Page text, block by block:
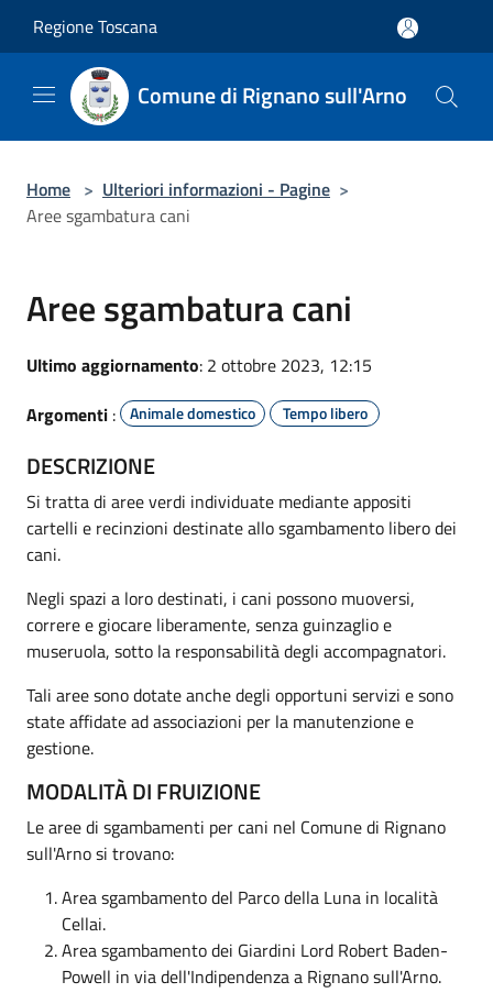
Regione Toscana
Comune di Rignano sull'Arno
Home > Ulteriori informazioni - Pagine >
Aree sgambatura cani
Aree sgambatura cani
Ultimo aggiornamento: 2 ottobre 2023, 12:15
Argomenti : Animale domestico Tempo libero
DESCRIZIONE
Si tratta di aree verdi individuate mediante appositi
cartelli e recinzioni destinate allo sgambamento libero dei
cani.
Negli spazi a loro destinati, i cani possono muoversi,
correre e giocare liberamente, senza guinzaglio e
museruola, sotto la responsabilità degli accompagnatori.
Tali aree sono dotate anche degli opportuni servizi e sono
state affidate ad associazioni per la manutenzione e
gestione.
MODALITÀ DI FRUIZIONE
Le aree di sgambamenti per cani nel Comune di Rignano
sull'Arno si trovano:
Area sgambamento del Parco della Luna in località
Cellai.
Area sgambamento dei Giardini Lord Robert Baden-
Powell in via dell'Indipendenza a Rignano sull'Arno.